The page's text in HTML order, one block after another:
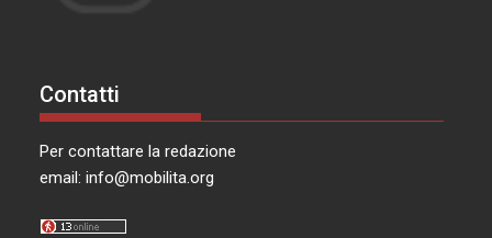
Contatti
Per contattare la redazione
email:info@mobilita.org